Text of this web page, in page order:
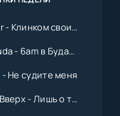
Ingvar - Клинком своим ударишь ты по сердцу мне
Og Buda - 6am в Будапеште
Не судите меня
Руки Вверх - Лишь о тебе мечтая (Remix cover Deep House)